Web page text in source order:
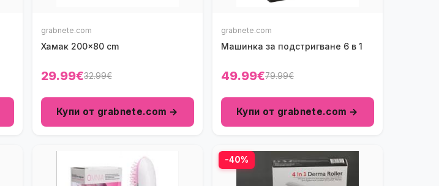
grabnete.com
Хамак 200x80 cm
29.99€32.99€
Купи от grabnete.com →
grabnete.com
Машинка за подстригване 6 в 1
49.99€79.99€
Купи от grabnete.com →
-40%